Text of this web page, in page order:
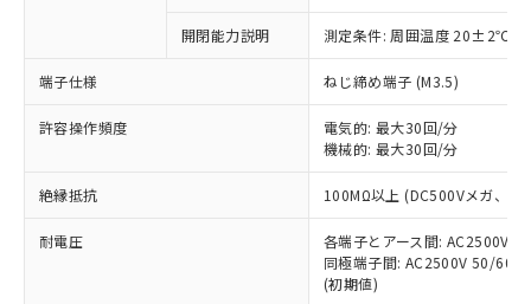
開閉能力説明 測定条件: 周囲温度 20±2℃、
端子仕様 ねじ締め端子 (M3.5)
許容操作頻度
電気的: 最大30回/分
機械的: 最大30回/分
絶縁抵抗 100MΩ以上 (DC500Vメガ、点
耐電圧
各端子とアース間: AC2500V
同極端子間: AC2500V 50/
(初期値)
ご利用ください。
本サービスは、当社制御機器事業取扱
商品の当社在庫状況および標準価格
(税抜)を提供させていただくもので
当社制御機器事業取扱商品の中には、
本サービスの対象外となる商品もある
ことをご了承ください。
在庫状況および標準価格照会結果は、
対応予定なし：EU RoHS指令（10物質）の
非含有に非対応の商品で、対応品を出す予
定はありません。
調査・確認中：EU RoHS指令（10物質）の
非含有の対応状況を調査中または確認中の
害物質有無と関係のない商品です。
仕入先様の事情により、非含有部品として
いたものが、含有品と判明した場合などや
むを得ず変更することがあります。
※1 中国RoHS○×表
「○」：最大均質材料含有率が中国RoHSの
基準値以下であることを示します。
「×」：最大均質材料含有率が中国RoHSの
基準値を超えていることを示します。
「－」：未確認です。当社販売部門へお問
当社は、これら貴社製品のうち、外国
為替および外国貿易法に定める商品